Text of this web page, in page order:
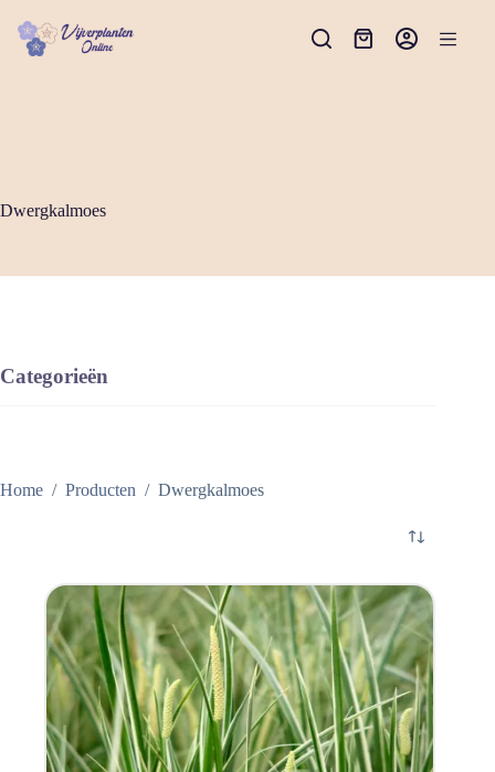
naar
Winkelwagen
Dwergkalmoes
Home / Producten / Dwergkalmoes
Categorieën